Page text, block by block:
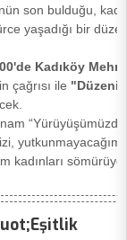
son bulduğu,
yaşadığı bir
Kadıköy
çağrısı ile
kadınları